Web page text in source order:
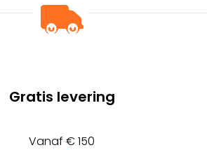
Gratis levering
Vanaf € 150